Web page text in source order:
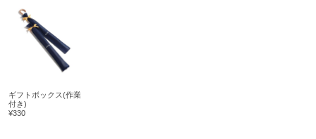
ギフトボックス(作業
付き)
¥330